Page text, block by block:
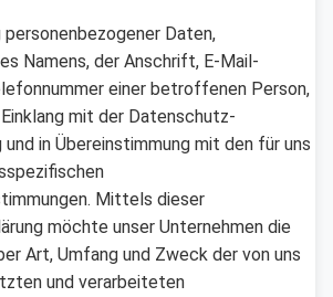
personenbezogener Daten,
Namens, der Anschrift, E-Mail-
einer betroffenen Person,
mit der Datenschutz-
und in Übereinstimmung mit den für uns
Mittels dieser
möchte unser Unternehmen die
Art, Umfang und Zweck der von uns
und verarbeiteten